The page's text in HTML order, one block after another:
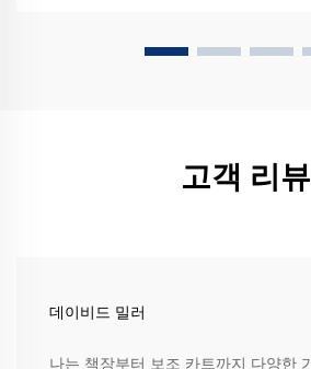
고객 리뷰
데이비드 밀러
나는 책장부터 보조 카트까지 다양한